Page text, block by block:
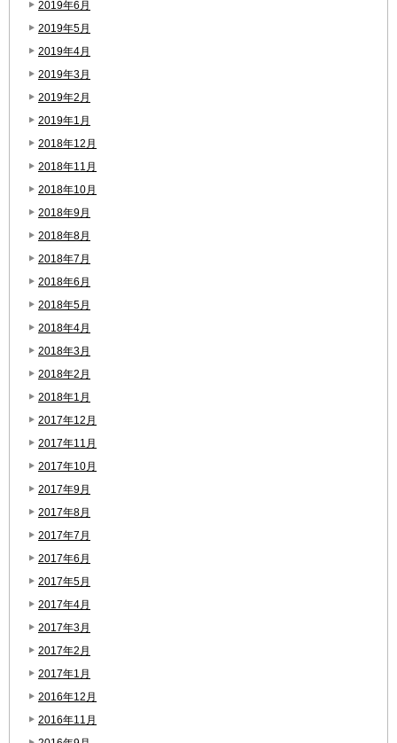
2019年6月
2019年5月
2019年4月
2019年3月
2019年2月
2019年1月
2018年12月
2018年11月
2018年10月
2018年9月
2018年8月
2018年7月
2018年6月
2018年5月
2018年4月
2018年3月
2018年2月
2018年1月
2017年12月
2017年11月
2017年10月
2017年9月
2017年8月
2017年7月
2017年6月
2017年5月
2017年4月
2017年3月
2017年2月
2017年1月
2016年12月
2016年11月